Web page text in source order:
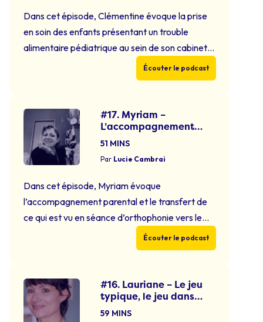
Dans cet épisode, Clémentine évoque la prise
en soin des enfants présentant un trouble
alimentaire pédiatrique au sein de son cabinet
libéral. Nous parlerons de l’inquiétude parentale,
souvent mêlée de culpabilité, les parents se
Durant cet échange, seront évoquées les
flaveurs, la posture lors du repas, la
collaboration avec … Continued
Écouter le podcast
#17. Myriam –
L’accompagnement
parental
51 MINS
Par Lucie Cambrai
Dans cet épisode, Myriam évoque
l’accompagnement parental et le transfert de
ce qui est vu en séance d’orthophonie vers le
quotidien des enfants. Nous nous interrogerons
sur la régularité du travail, l’entraînement
pour l’installation des acquisitions de façon
pérenne. références citées dans cet épisode: -
formation de Laurence Kuntz -formation …
Écouter le podcast
#16. Lauriane – Le jeu
typique, le jeu dans
l’autisme
59 MINS